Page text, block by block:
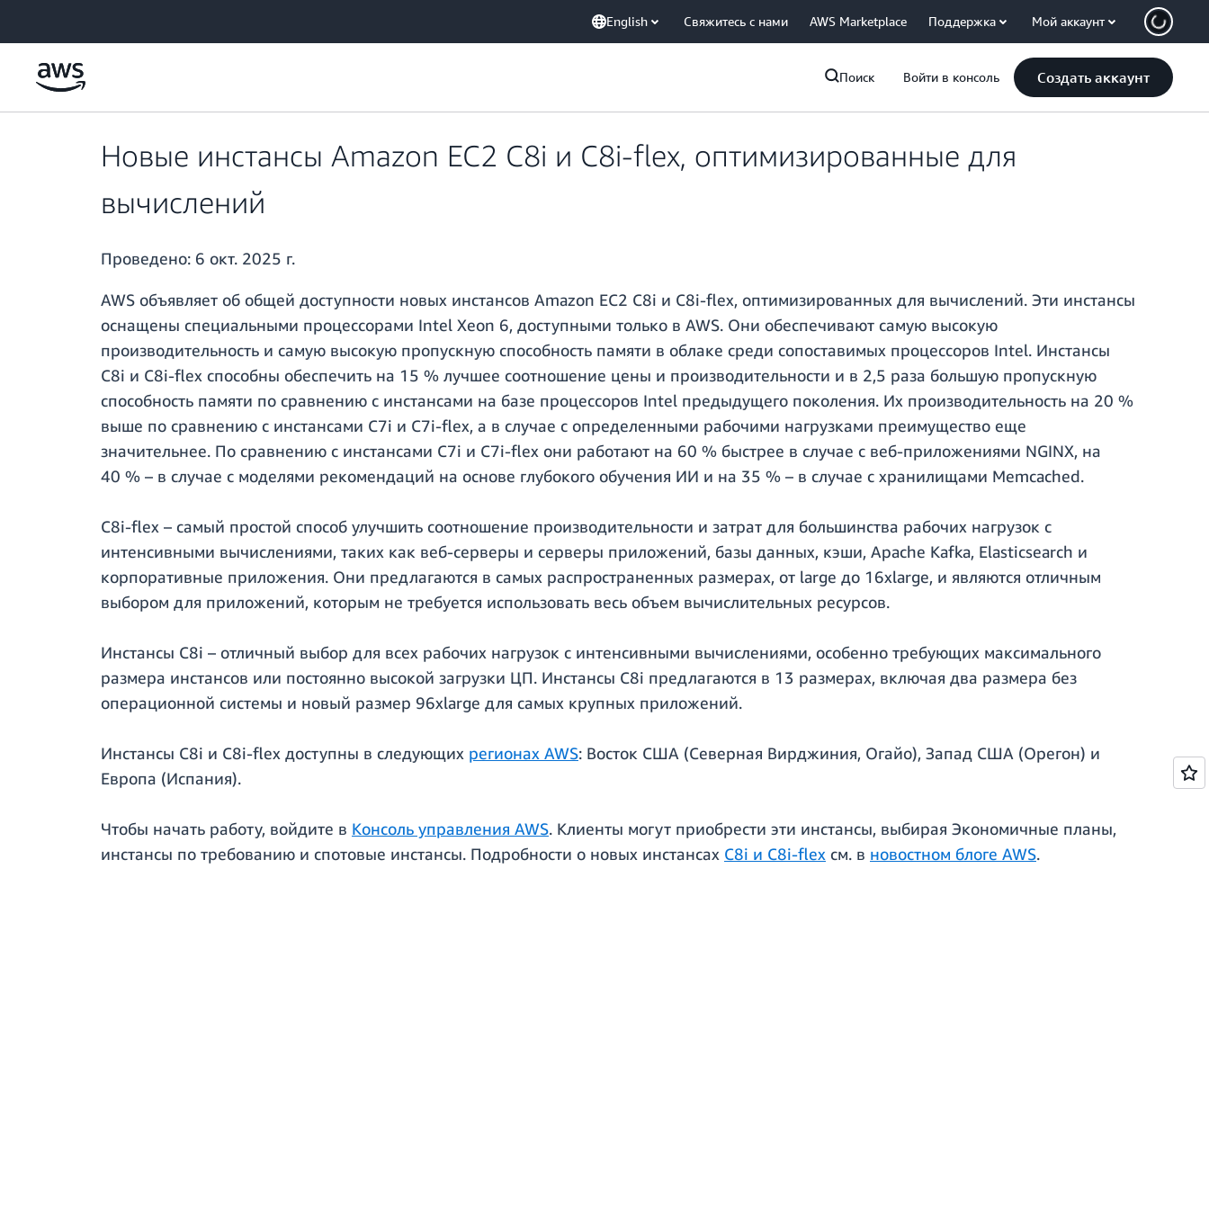
English Свяжитесь с нами AWS Marketplace Поддержка Мой аккаунт
Поиск Войти в консоль Создать аккаунт
Новые инстансы Amazon EC2 C8i и C8i-flex, оптимизированные для
вычислений
Проведено: 6 окт. 2025 г.
AWS объявляет об общей доступности новых инстансов Amazon EC2 C8i и C8i-flex, оптимизированных для вычислений. Эти инстансы
оснащены специальными процессорами Intel Xeon 6, доступными только в AWS. Они обеспечивают самую высокую
производительность и самую высокую пропускную способность памяти в облаке среди сопоставимых процессоров Intel. Инстансы
C8i и C8i-flex способны обеспечить на 15 % лучшее соотношение цены и производительности и в 2,5 раза большую пропускную
способность памяти по сравнению с инстансами на базе процессоров Intel предыдущего поколения. Их производительность на 20 %
выше по сравнению с инстансами C7i и C7i-flex, а в случае с определенными рабочими нагрузками преимущество еще
значительнее. По сравнению с инстансами C7i и C7i-flex они работают на 60 % быстрее в случае с веб-приложениями NGINX, на
40 % – в случае с моделями рекомендаций на основе глубокого обучения ИИ и на 35 % – в случае с хранилищами Memcached.
C8i-flex – самый простой способ улучшить соотношение производительности и затрат для большинства рабочих нагрузок с
интенсивными вычислениями, таких как веб-серверы и серверы приложений, базы данных, кэши, Apache Kafka, Elasticsearch и
корпоративные приложения. Они предлагаются в самых распространенных размерах, от large до 16xlarge, и являются отличным
выбором для приложений, которым не требуется использовать весь объем вычислительных ресурсов.
Инстансы C8i – отличный выбор для всех рабочих нагрузок с интенсивными вычислениями, особенно требующих максимального
размера инстансов или постоянно высокой загрузки ЦП. Инстансы C8i предлагаются в 13 размерах, включая два размера без
операционной системы и новый размер 96xlarge для самых крупных приложений.
Инстансы C8i и C8i-flex доступны в следующих регионах AWS: Восток США (Северная Вирджиния, Огайо), Запад США (Орегон) и
Европа (Испания).
Чтобы начать работу, войдите в Консоль управления AWS. Клиенты могут приобрести эти инстансы, выбирая Экономичные планы,
инстансы по требованию и спотовые инстансы. Подробности о новых инстансах C8i и C8i-flex см. в новостном блоге AWS.